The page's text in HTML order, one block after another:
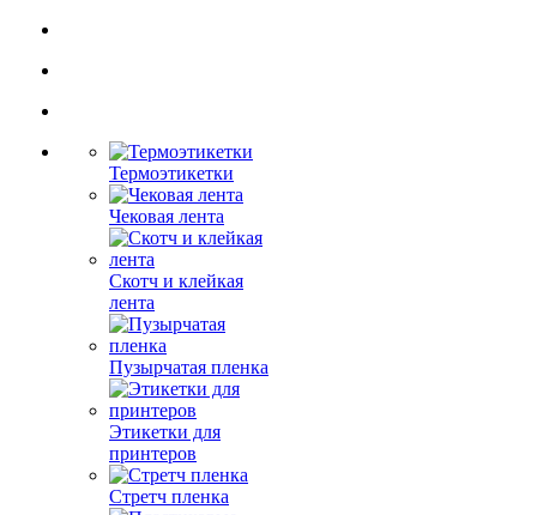
Термоэтикетки
Чековая лента
Скотч и клейкая
лента
Пузырчатая пленка
Этикетки для
принтеров
Стретч пленка